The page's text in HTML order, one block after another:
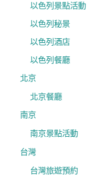
以色列景點活動
以色列秘景
以色列酒店
以色列餐廳
北京
北京餐廳
南京
南京景點活動
台灣
台灣旅遊預約